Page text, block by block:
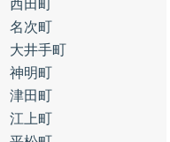
西田町
名次町
大井手町
神明町
津田町
江上町